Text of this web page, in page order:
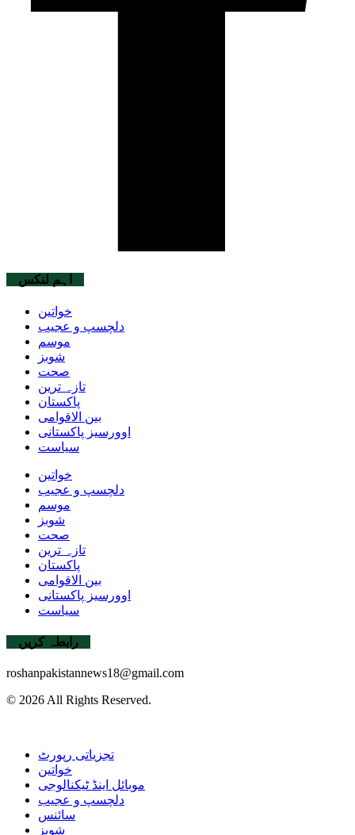
اہم لنکس
خواتین
دلچسپ و عجیب
موسم
شوبز
صحت
تازہ ترین
پاکستان
بین الاقوامی
اوورسیز پاکستانی
سیاست
خواتین
دلچسپ و عجیب
موسم
شوبز
صحت
تازہ ترین
پاکستان
بین الاقوامی
اوورسیز پاکستانی
سیاست
رابطہ کریں
roshanpakistannews18@gmail.com
© 2026 All Rights Reserved.
تجزیاتی رپورٹ
خواتین
موبائل اینڈ ٹیکنالوجی
دلچسپ و عجیب
سائنس
شوبز